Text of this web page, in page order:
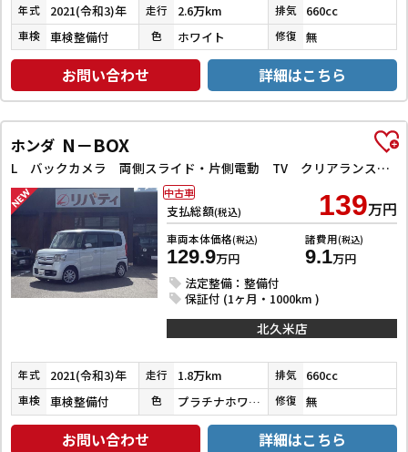
年式 2021(令和3)年 走行 2.6万km 排気 660cc
車検 車検整備付 色 ホワイト 修復 無
お問い合わせ 詳細はこちら
ホンダ N－BOX
L バックカメラ 両側スライド・片側電動 TV クリアランスソナー オートクルーズコントロール レーンアシスト 衝突被害軽減システム オートライト スマートキー アイドリングストップ 電動格納ミラー
支払総額(税込) 139万円
車両本体価格(税込)
129.9万円
諸費用(税込)
9.1万円
法定整備：整備付
保証付 (1ヶ月・1000km )
中古車
北久米店
年式 2021(令和3)年 走行 1.8万km 排気 660cc
車検 車検整備付 色 プラチナホワイトパール 修復 無
お問い合わせ 詳細はこちら